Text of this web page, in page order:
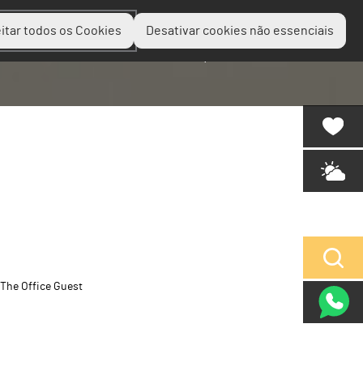
todos os Cookies Desativar cookies não essenciais
Planear Descobrir
The Office Guest